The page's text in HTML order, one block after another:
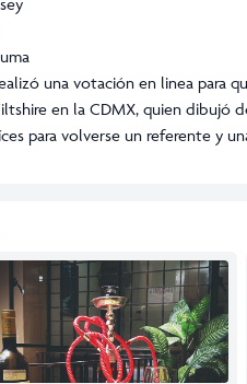
una votación en linea para
en la CDMX, quien dibujó
para volverse un referente y